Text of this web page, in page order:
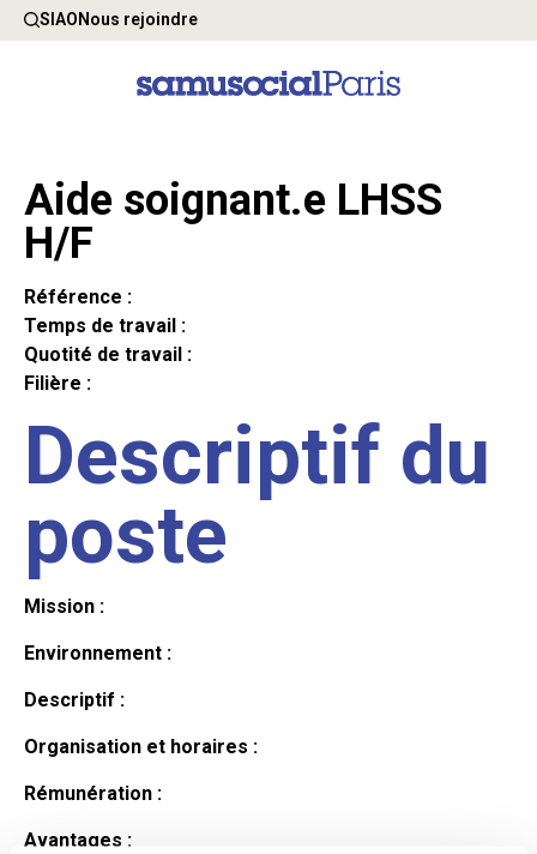
SIAONous rejoindre
Aide soignant.e LHSS
H/F
Référence :
Temps de travail :
Quotité de travail :
Filière :
Descriptif du
poste
Mission :
Environnement :
Descriptif :
Organisation et horaires :
Rémunération :
Avantages :